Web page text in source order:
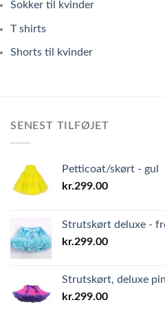
Sokker til kvinder
T shirts
Shorts til kvinder
SENEST TILFØJET
Petticoat/skørt - gul
kr.299.00
Strutskørt deluxe -
kr.299.00
Strutskørt, deluxe
kr.299.00